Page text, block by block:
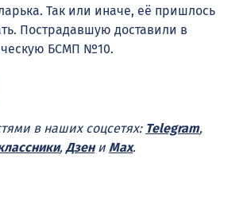
Так или иначе, её пришлось
Пострадавшую доставили в
БСМП №10.
в наших соцсетях: Telegram,
, Дзени Max.